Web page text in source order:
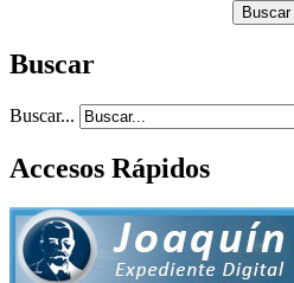
Buscar
Buscar...
Accesos Rápidos